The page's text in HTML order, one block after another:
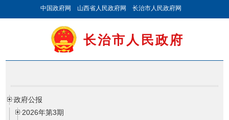
中国政府网 山西省人民政府网 长治市人民政府网
长治市人民政府
政府公报
2026年第3期